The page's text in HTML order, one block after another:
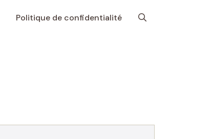
Politique de confidentialité